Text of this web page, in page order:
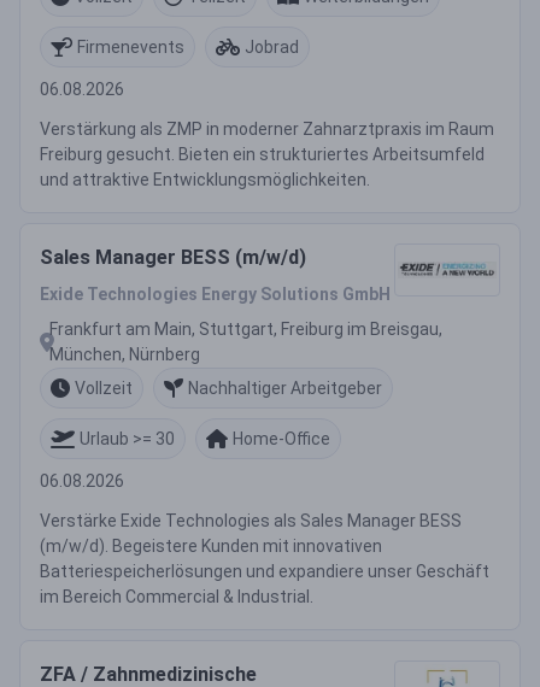
Firmenevents Jobrad
06.08.2026
Verstärkung als ZMP in moderner Zahnarztpraxis im Raum
Freiburg gesucht. Bieten ein strukturiertes Arbeitsumfeld
und attraktive Entwicklungsmöglichkeiten.
Sales Manager BESS (m/w/d)
Exide Technologies Energy Solutions GmbH
Frankfurt am Main, Stuttgart, Freiburg im Breisgau,
München, Nürnberg
Vollzeit
Nachhaltiger Arbeitgeber
Urlaub >= 30 Home-Office
06.08.2026
Verstärke Exide Technologies als Sales Manager BESS
(m/w/d). Begeistere Kunden mit innovativen
Batteriespeicherlösungen und expandiere unser Geschäft
im Bereich Commercial & Industrial.
ZFA / Zahnmedizinische